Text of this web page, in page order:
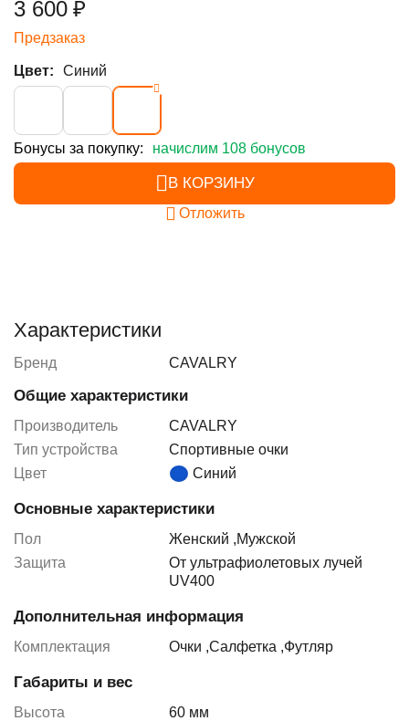
3 600 ₽
Предзаказ
Цвет: Синий
Бонусы за покупку: начислим 108 бонусов
В КОРЗИНУ
Отложить
Характеристики
Бренд CAVALRY
Общие характеристики
Производитель
CAVALRY
Тип устройства
Спортивные очки
Цвет
Синий
Основные характеристики
Пол Женский ,Мужской
Защита
От ультрафиолетовых лучей
UV400
Дополнительная информация
Комплектация Очки ,Салфетка ,Футляр
Габариты и вес
Высота
60 мм